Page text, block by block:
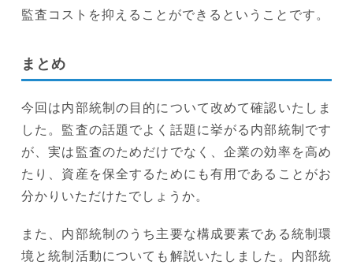
監査コストを抑えることができるということです。
まとめ
今回は内部統制の目的について改めて確認いたしま
した。監査の話題でよく話題に挙がる内部統制です
が、実は監査のためだけでなく、企業の効率を高め
たり、資産を保全するためにも有用であることがお
分かりいただけたでしょうか。
また、内部統制のうち主要な構成要素である統制環
境と統制活動についても解説いたしました。内部統